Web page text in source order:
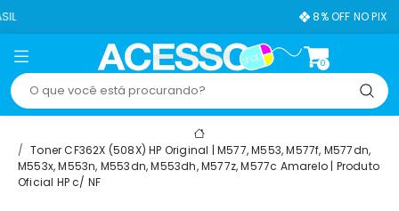
0
Toner CF362X (508X) HP Original | M577, M553, M577f, M577dn,
M553x, M553n, M553dn, M553dh, M577z, M577c Amarelo | Produto
Oficial HP c/ NF